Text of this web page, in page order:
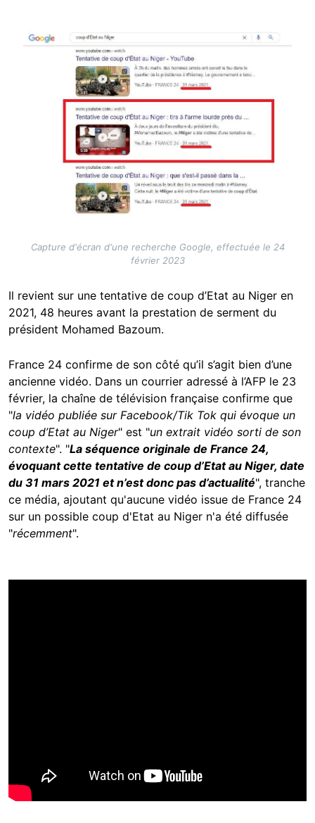
Image
Capture d'écran d'une recherche Google, effectuée le 24
février 2023
Il revient sur une tentative de coup d’Etat au Niger en
2021, 48 heures avant la prestation de serment du
président Mohamed Bazoum.
France 24 confirme de son côté qu’il s’agit bien d’une
ancienne vidéo. Dans un courrier adressé à l’AFP le 23
février, la chaîne de télévision française confirme que
"la vidéo publiée sur Facebook/Tik Tok qui évoque un
coup d’Etat au Niger" est "un extrait vidéo sorti de son
contexte". "La séquence originale de France 24,
évoquant cette tentative de coup d’Etat au Niger, date
du 31 mars 2021 et n’est donc pas d’actualité", tranche
ce média, ajoutant qu'aucune vidéo issue de France 24
sur un possible coup d'Etat au Niger n'a été diffusée
"récemment".